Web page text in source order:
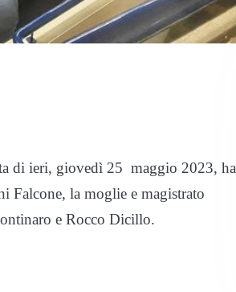
di ieri, giovedì 25 maggio 2023, ha
Falcone, la moglie e magistrato
e Rocco Dicillo.